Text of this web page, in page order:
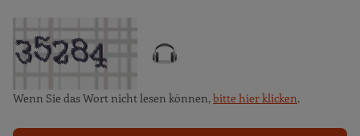
Wenn Sie das Wort nicht lesen können,bitte hier klicken.